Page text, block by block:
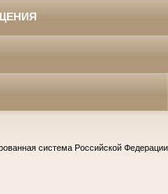
система Российской